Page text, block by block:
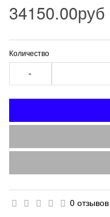
34150.00руб
Количество
-
0 отзывов